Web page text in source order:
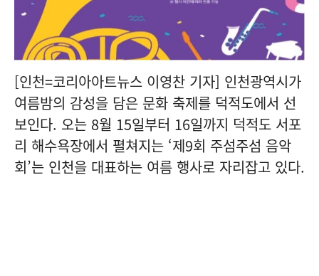
[인천=코리아아트뉴스 이영찬 기자] 인천광역시가
여름밤의 감성을 담은 문화 축제를 덕적도에서 선
보인다. 오는 8월 15일부터 16일까지 덕적도 서포
리 해수욕장에서 펼쳐지는 ‘제9회 주섬주섬 음악
회’는 인천을 대표하는 여름 행사로 자리잡고 있다.